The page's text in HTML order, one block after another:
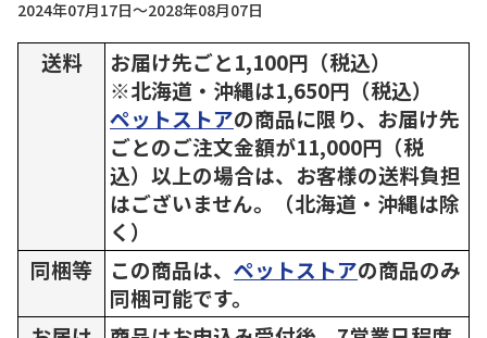
2024年07月17日～2028年08月07日
送料
お届け先ごと1,100円（税込）
※北海道・沖縄は1,650円（税込）
ペットストアの商品に限り、お届け先
ごとのご注文金額が11,000円（税
込）以上の場合は、お客様の送料負担
はございません。（北海道・沖縄は除
く）
同梱等
この商品は、 ペットストアの商品のみ
同梱可能です。